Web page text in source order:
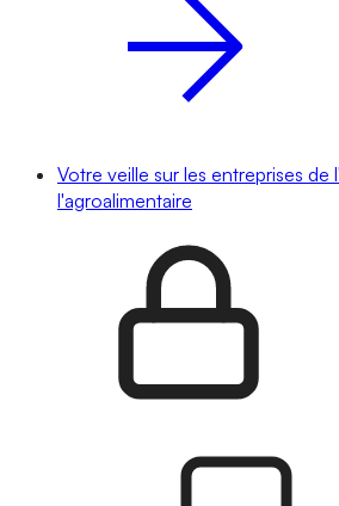
Votre veille sur les entreprises de
l'agroalimentaire